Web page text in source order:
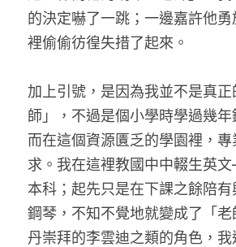
的決定嚇了一跳；一邊嘉許他
裡偷偷彷徨失措了起來。
加上引號，是因為我並不是真正
師」，不過是個小學時學過幾
而在這個資源匱乏的學園裡，
求。我在這裡教國中中輟生英
本科；起先只是在下課之餘陪
鋼琴，不知不覺地就變成了「
丹崇拜的李雲迪之類的角色，